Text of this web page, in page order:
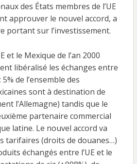
des États membres de l’UE
approuver le nouvel accord, a
portant sur l’investissement.
et le Mexique de l’an 2000
libéralisé les échanges entre
de l’ensemble des
sont à destination de
l’Allemagne) tandis que le
partenaire commercial
latine. Le nouvel accord va
tarifaires (droits de douanes…)
échangés entre l’UE et le